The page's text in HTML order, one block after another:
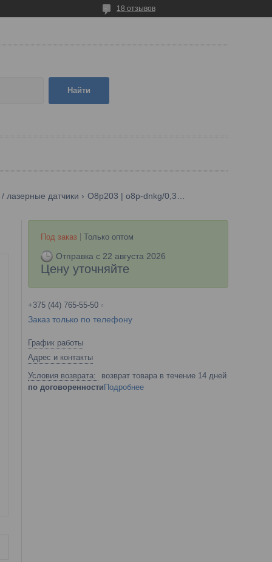
18 отзывов
Найти
лазерные датчики
Под заказ Только оптом
Отправка с 22 августа 2026
Цену уточняйте
+375 (44) 765-55-50
Заказ только по телефону
График работы
Адрес и контакты
возврат товара в течение 14 дней
по договоренности Подробнее